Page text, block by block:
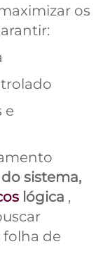
os
e
sistema,
lógica ,
de